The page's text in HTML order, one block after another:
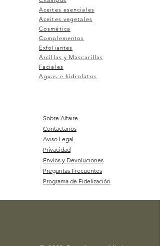
Aceites esenciales
Aceites vegetales
Cosmética
Complementos
Exfoliantes
Arcillas y Mascarillas
Faciales
Aguas e hidrolatos
Sobre Altaire
Contactanos
Aviso Legal
Privacidad
Envíos y Devoluciones
Preguntas Frecuentes
Programa de Fidelización